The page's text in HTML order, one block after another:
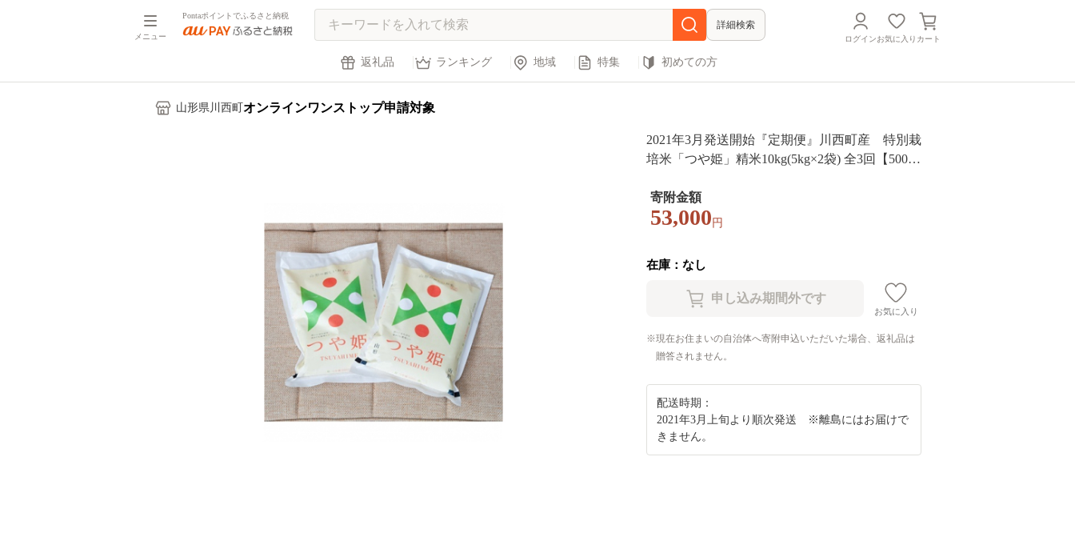
メニュー
Pontaポイントでふるさと納税
詳細検索
ログインお気に入り カート
返礼品 ランキング 地域 特集 初めての方
山形県川西町 オンラインワンストップ申請対象
2021年3月発送開始『定期便』川西町産 特別栽
培米「つや姫」精米10kg(5kg×2袋) 全3回【50064
寄附金額
53,000 円
在庫：なし
お気に入り
現在お住まいの自治体へ寄附申込いただいた場合、返礼品は
贈答されません。
配送時期：
2021年3月上旬より順次発送 ※離島にはお届けで
きません。